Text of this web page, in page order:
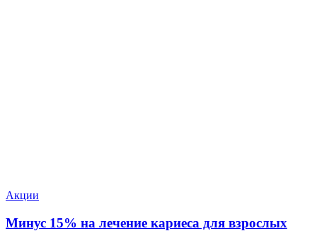
Акции
Минус 15% на лечение кариеса для взрослых